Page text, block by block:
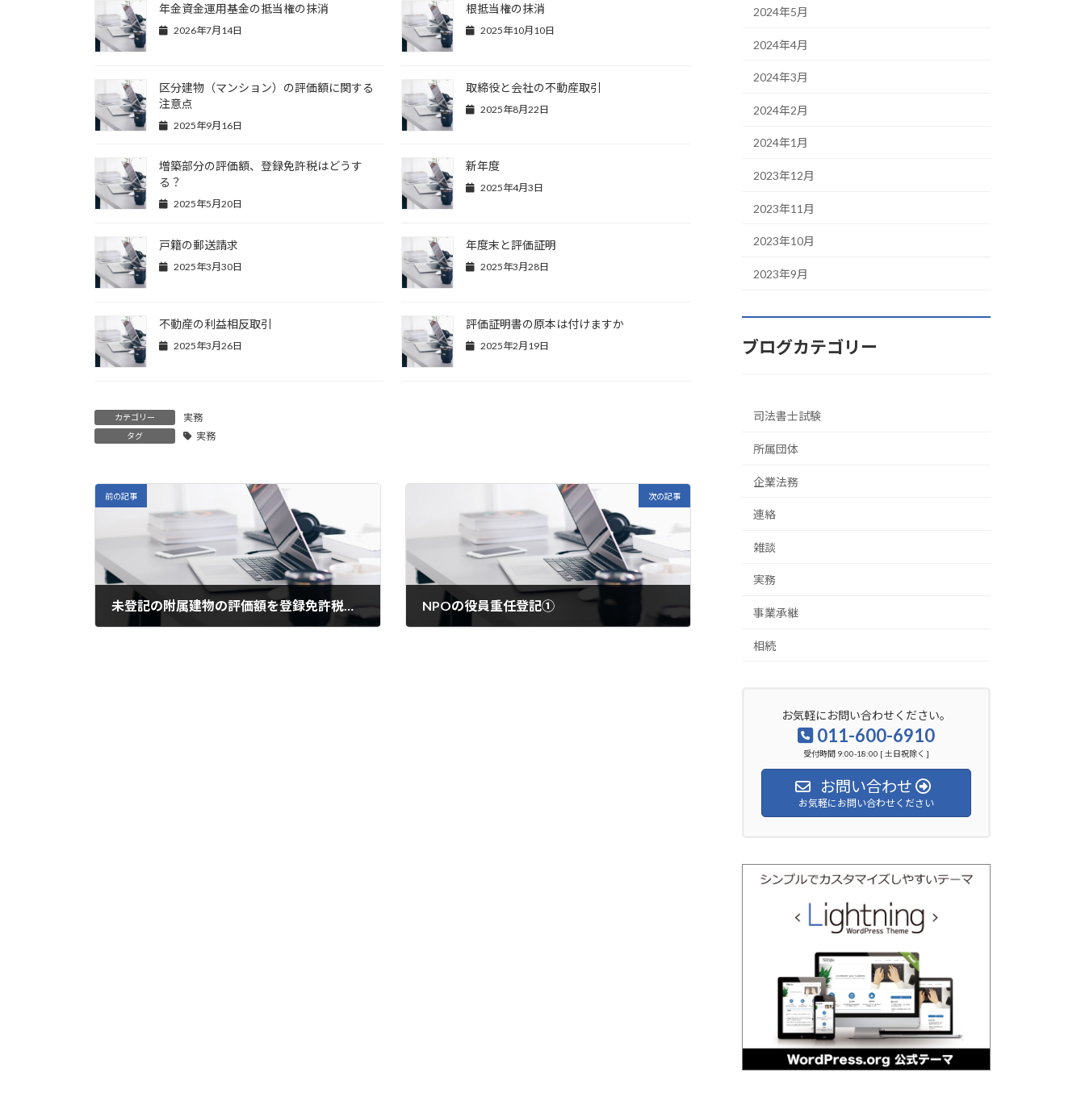
年金資金運用基金の抵当権の抹消
2026年7月14日
根抵当権の抹消
2025年10月10日
区分建物（マンション）の評価額に関する
注意点
2025年9月16日
取締役と会社の不動産取引
2025年8月22日
増築部分の評価額、登録免許税はどうす
る？
2025年5月20日
新年度
2025年4月3日
戸籍の郵送請求
2025年3月30日
年度末と評価証明
2025年3月28日
不動産の利益相反取引
2025年3月26日
評価証明書の原本は付けますか
2025年2月19日
カテゴリー 実務
タグ 実務
前の記事
未登記の附属建物の評価額を登録免許税の計算に含めるか
次の記事
NPOの役員重任登記①
2024年5月
2024年4月
2024年3月
2024年2月
2024年1月
2023年12月
2023年11月
2023年10月
2023年9月
ブログカテゴリー
司法書士試験
所属団体
企業法務
連絡
雑談
実務
事業承継
相続
お気軽にお問い合わせください。
011-600-6910
受付時間 9:00-18:00 [ 土日祝除く ]
お問い合わせ
お気軽にお問い合わせください